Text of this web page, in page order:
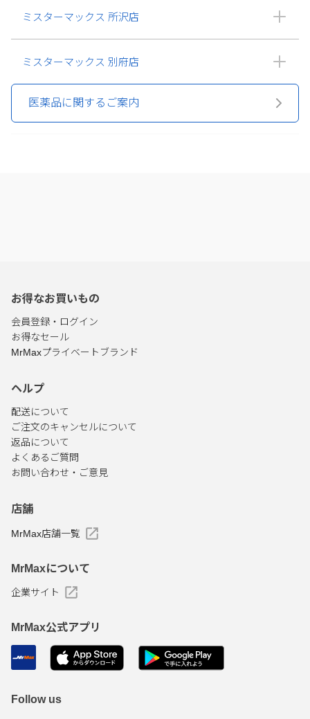
ミスターマックス 所沢店
ミスターマックス 別府店
医薬品に関するご案内
お得なお買いもの
会員登録・ログイン
お得なセール
MrMaxプライベートブランド
ヘルプ
配送について
ご注文のキャンセルについて
返品について
よくあるご質問
お問い合わせ・ご意見
店舗
MrMax店舗一覧
MrMaxについて
企業サイト
MrMax公式アプリ
Follow us